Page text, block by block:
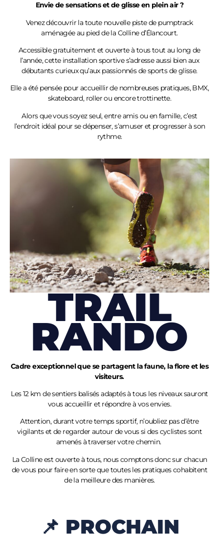
Envie de sensations et de glisse en plein air ?
Venez découvrir la toute nouvelle piste de pumptrack
aménagée au pied de la Collined’Élancourt.
Accessible gratuitement et ouverte à tous tout au long de
l’année, cette installation sportive s’adresse aussi bien aux
débutants curieux qu’aux passionnés de sports de glisse.
Elle a été pensée pour accueillir de nombreuses pratiques, BMX,
skateboard, roller ou encore trottinette.
Alors que vous soyez seul, entre amis ou en famille, c’est
l’endroit idéal pour se dépenser, s’amuser et progresser à son
rythme.
TRAIL
RANDO
Cadre exceptionnel que se partagent la faune, la flore et les
visiteurs.
Les 12 km de sentiers balisés adaptés à tous les niveaux sauront
vous accueillir et répondre à vos envies.
Attention, durant votre temps sportif, n’oubliez pas d’être
vigilants et de regarder autour de vous si des cyclistes sont
amenés à traverser votre chemin.
La Colline est ouverte à tous, nous comptons donc sur chacun
de vous pour faire en sorte que toutes les pratiques cohabitent
de la meilleure des manières.
📌 PROCHAIN